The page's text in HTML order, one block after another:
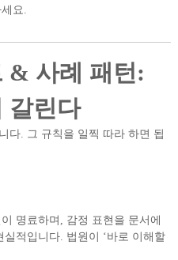
요.
& 사례 패턴:
갈린다
다. 그 규칙을 일찍 따라 하면 됩
명료하며, 감정 표현을 문서에
적입니다. 법원이 ‘바로 이해할